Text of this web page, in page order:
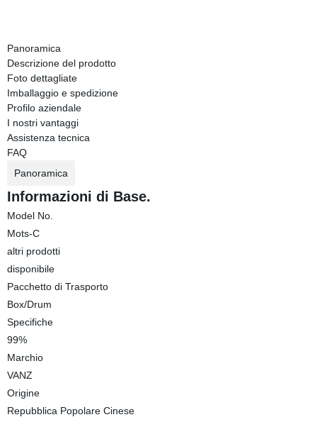
Panoramica
Descrizione del prodotto
Foto dettagliate
Imballaggio e spedizione
Profilo aziendale
I nostri vantaggi
Assistenza tecnica
FAQ
Panoramica
Informazioni di Base.
Model No.
Mots-C
altri prodotti
disponibile
Pacchetto di Trasporto
Box/Drum
Specifiche
99%
Marchio
VANZ
Origine
Repubblica Popolare Cinese